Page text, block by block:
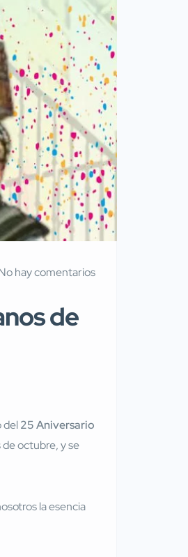
hay comentarios
de
del25 Aniversario
de octubre, y se
la esencia